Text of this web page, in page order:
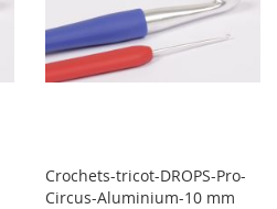
Crochets-tricot-DROPS-Pro-
Circus-Aluminium-10 mm